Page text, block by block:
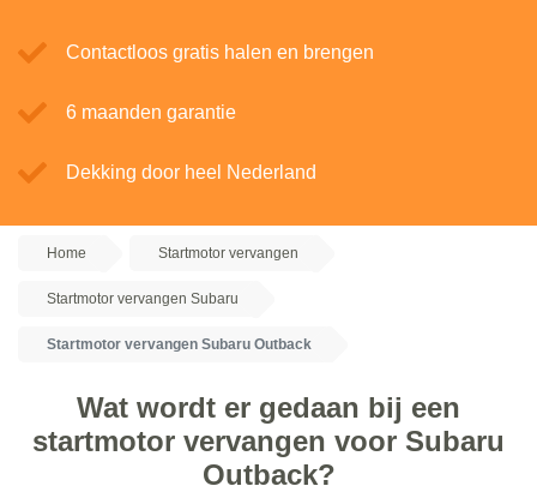
Contactloos gratis halen en brengen
6 maanden garantie
Dekking door heel Nederland
Home Startmotor vervangen
Startmotor vervangen Subaru
Startmotor vervangen Subaru Outback
Wat wordt er gedaan bij een
startmotor vervangen voor Subaru
Outback?